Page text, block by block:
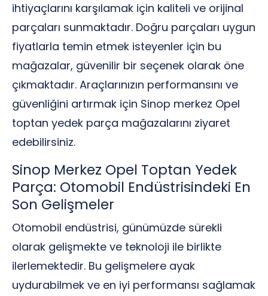
ihtiyaçlarını karşılamak için kaliteli ve orijinal
parçaları sunmaktadır. Doğru parçaları uygun
fiyatlarla temin etmek isteyenler için bu
mağazalar, güvenilir bir seçenek olarak öne
çıkmaktadır. Araçlarınızın performansını ve
güvenliğini artırmak için Sinop merkez Opel
toptan yedek parça mağazalarını ziyaret
edebilirsiniz.
Sinop Merkez Opel Toptan Yedek
Parça: Otomobil Endüstrisindeki En
Son Gelişmeler
Otomobil endüstrisi, günümüzde sürekli
olarak gelişmekte ve teknoloji ile birlikte
ilerlemektedir. Bu gelişmelere ayak
uydurabilmek ve en iyi performansı sağlamak